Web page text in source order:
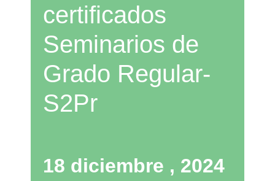
certificados
Seminarios de
Grado Regular-
S2Pr
18 diciembre , 2024